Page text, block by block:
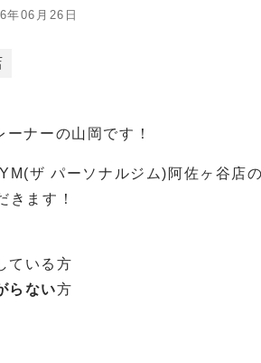
06月26日
ナーの山岡です！
ザ パーソナルジム)阿佐ヶ谷店の
きます！
ている方
らない方